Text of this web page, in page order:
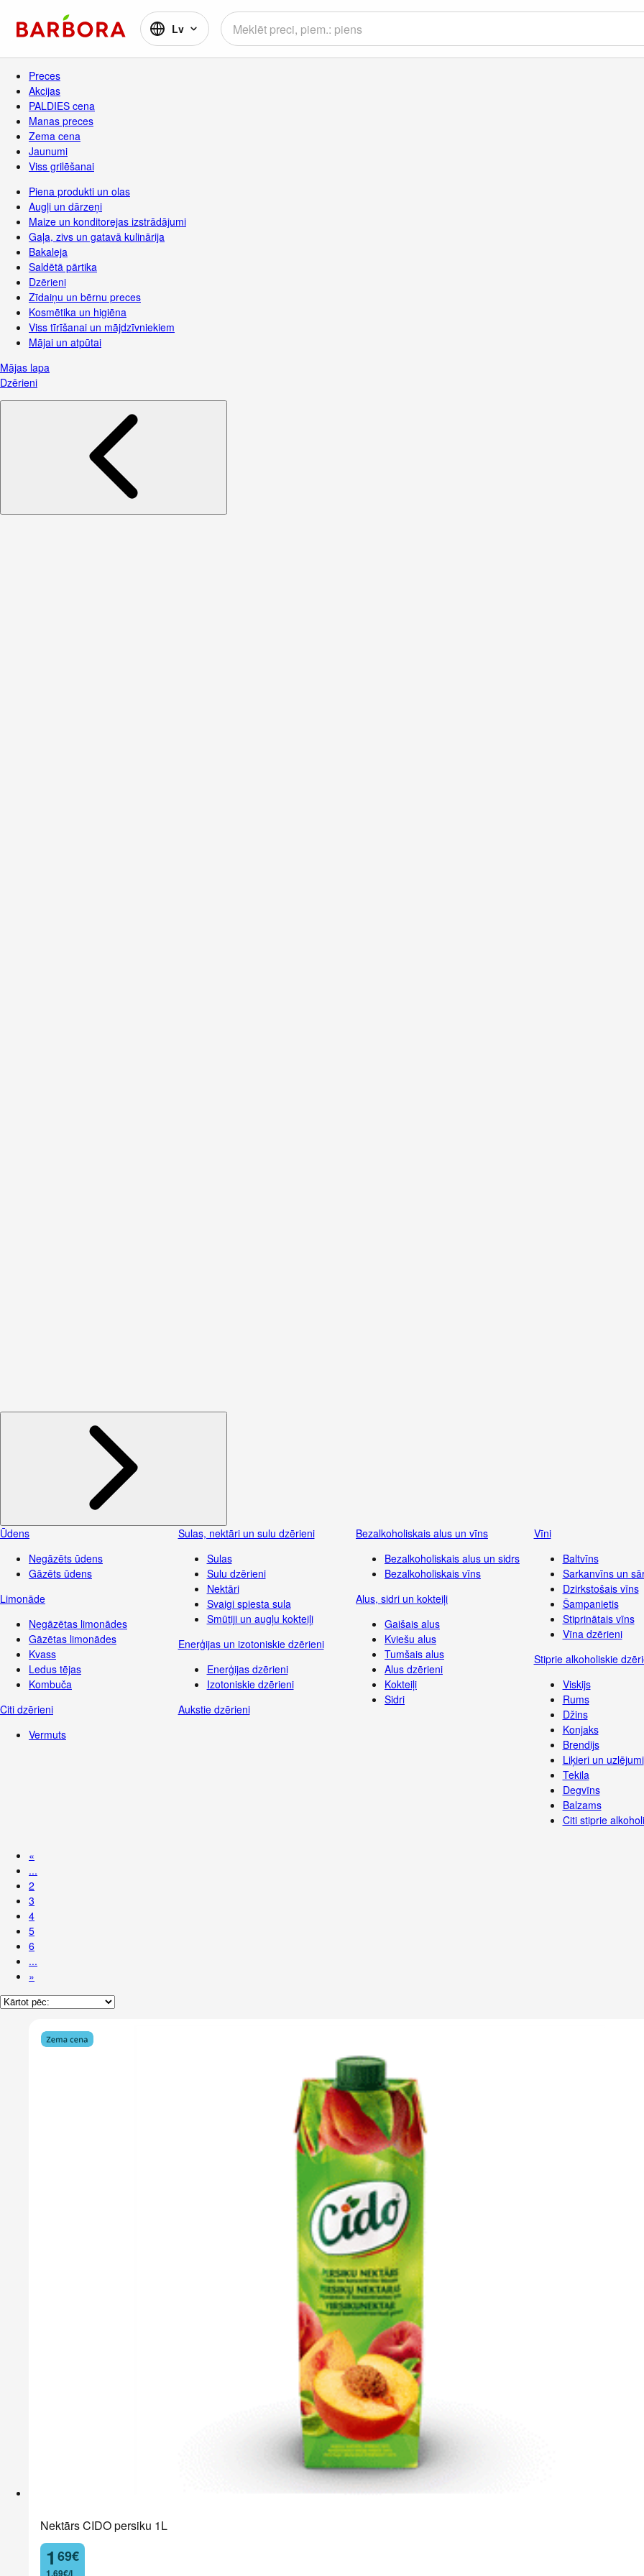
Lv
Preces
Akcijas
PALDIES cena
Manas preces
Zema cena
Jaunumi
Viss grilēšanai
Piena produkti un olas
Augļi un dārzeņi
Maize un konditorejas izstrādājumi
Gaļa, zivs un gatavā kulinārija
Bakaleja
Saldētā pārtika
Dzērieni
Zīdaiņu un bērnu preces
Kosmētika un higiēna
Viss tīrīšanai un mājdzīvniekiem
Mājai un atpūtai
Mājas lapa
Dzērieni
Ūdens
Negāzēts ūdens
Gāzēts ūdens
Limonāde
Negāzētas limonādes
Gāzētas limonādes
Kvass
Ledus tējas
Kombuča
Citi dzērieni
Vermuts
Sulas, nektāri un sulu dzērieni
Sulas
Sulu dzērieni
Nektāri
Svaigi spiesta sula
Smūtiji un augļu kokteiļi
Enerģijas un izotoniskie dzērieni
Enerģijas dzērieni
Izotoniskie dzērieni
Aukstie dzērieni
Bezalkoholiskais alus un vīns
Bezalkoholiskais alus un sidrs
Bezalkoholiskais vīns
Alus, sidri un kokteiļi
Gaišais alus
Kviešu alus
Tumšais alus
Alus dzērieni
Kokteiļi
Sidri
Vīni
Baltvīns
Sarkanvīns un
Dzirkstošais vīns
Šampanietis
Stiprinātais vīns
Vīna dzērieni
Stiprie alkoholiskie
Viskijs
Rums
Džins
Konjaks
Brendijs
Liķieri un uzlējumi
Tekila
Degvīns
Balzams
Citi stiprie
«
...
2
3
4
5
6
...
»
Nektārs CIDO persiku 1L
1
. 69€
1,69€/l